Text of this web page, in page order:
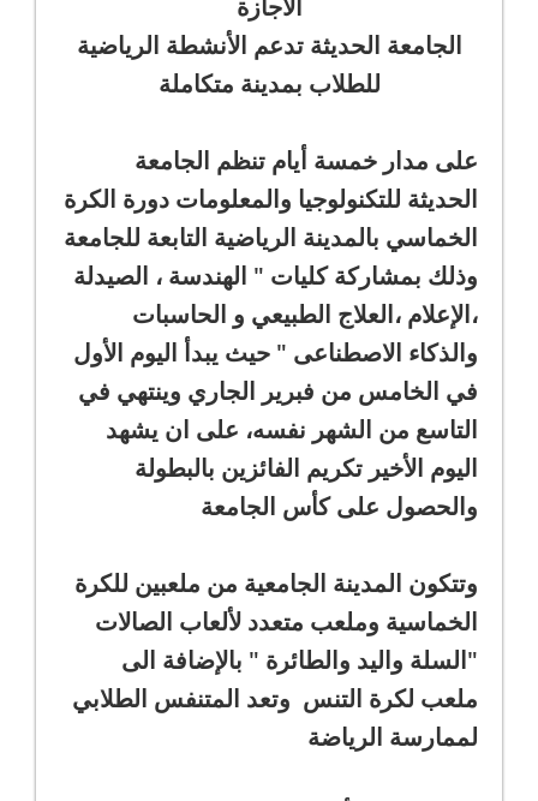
الجامعة الحديثة تدعم الأنشطة الرياضية
للطلاب بمدينة متكاملة
على مدار خمسة أيام تنظم الجامعة
الحديثة للتكنولوجيا والمعلومات دورة الكرة
الخماسي بالمدينة الرياضية التابعة للجامعة
وذلك بمشاركة كليات " الهندسة ، الصيدلة
،الإعلام ،العلاج الطبيعي و الحاسبات
والذكاء الاصطناعى " حيث يبدأ اليوم الأول
في الخامس من فبرير الجاري وينتهي في
التاسع من الشهر نفسه، على ان يشهد
اليوم الأخير تكريم الفائزين بالبطولة
والحصول على كأس الجامعة
وتتكون المدينة الجامعية من ملعبين للكرة
الخماسية وملعب متعدد لألعاب الصالات
"السلة واليد والطائرة " بالإضافة الى
ملعب لكرة التنس وتعد المتنفس الطلابي
لممارسة الرياضة